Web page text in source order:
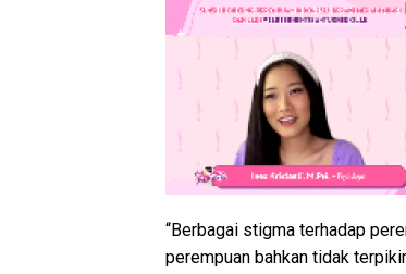
“Berbagai stigma terhadap
perempuan bahkan tidak